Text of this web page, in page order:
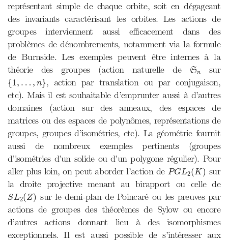
représentant simple de chaque orbite, soit en dégageant
des invariants caractérisant les orbites. Les actions de
groupes interviennent aussi efficacement dans des
problèmes de dénombrements, notamment via la formule
de Burnside. Les exemples peuvent être internes à la
théorie des groupes (action naturelle de
Sn
Sn sur
{1, … , n}
{1
, action par translation ou par conjugaison,
etc). Mais il est souhaitable d’emprunter aussi à d’autres
domaines (action sur des anneaux, des espaces de
matrices ou des espaces de polynômes, représentations de
groupes, groupes d’isométries, etc). La géométrie fournit
aussi de nombreux exemples pertinents (groupes
d’isométries d’un solide ou d’un polygone régulier). Pour
aller plus loin, on peut aborder l’action de PGL2(K)
PGL (K) sur
la droite projective menant au birapport ou celle de
SL2(Z)
SL ( Z) sur le demi-plan de Poincaré ou les preuves par
actions de groupes des théorèmes de Sylow ou encore
d’autres actions donnant lieu à des isomorphismes
exceptionnels. Il est aussi possible de s’intéresser aux